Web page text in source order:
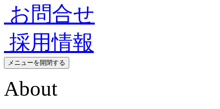
お問合せ
採用情報
メニューを開閉する
About